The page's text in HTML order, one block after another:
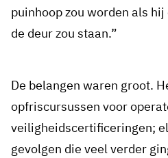
puinhoop zou worden als
de deur zou staan.”
De belangen waren groot.
opfriscursussen voor
veiligheidscertificeringen;
gevolgen die veel verder